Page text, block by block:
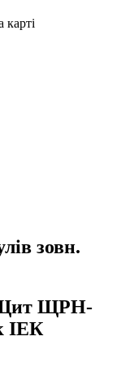
зовн.
Щит ЩРН-
ІЕК